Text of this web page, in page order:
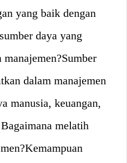
yang baik dengan
daya yang
Sumber
dalam manajemen
manusia, keuangan,
Bagaimana melatih
Kemampuan